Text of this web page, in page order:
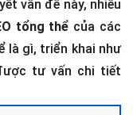
vấn đề này, nhiều
tổng thể của các
là gì, triển khai như
tư vấn chi tiết